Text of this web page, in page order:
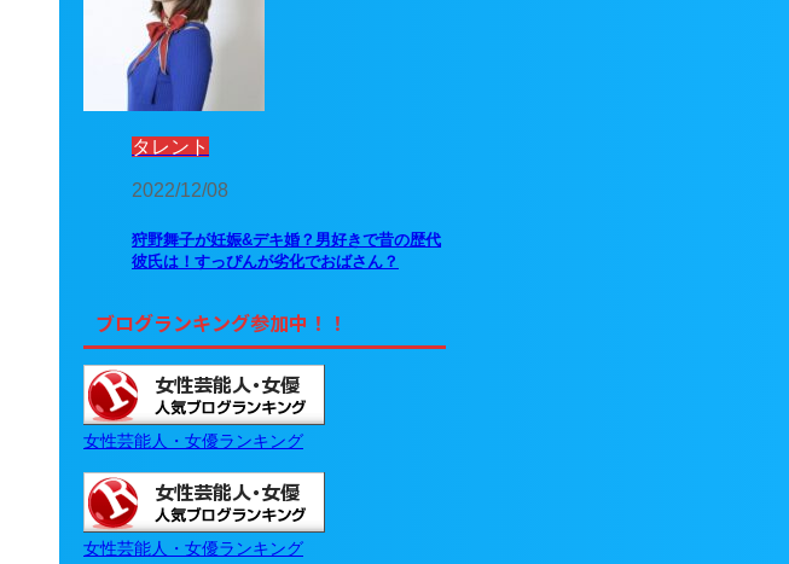
タレント
2022/12/08
狩野舞子が妊娠&デキ婚？男好きで昔の歴代
彼氏は！すっぴんが劣化でおばさん？
ブログランキング参加中！！
女性芸能人・女優ランキング
女性芸能人・女優ランキング